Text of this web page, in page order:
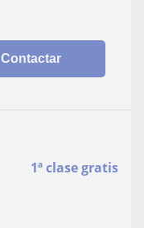
Contactar
1ª clase gratis